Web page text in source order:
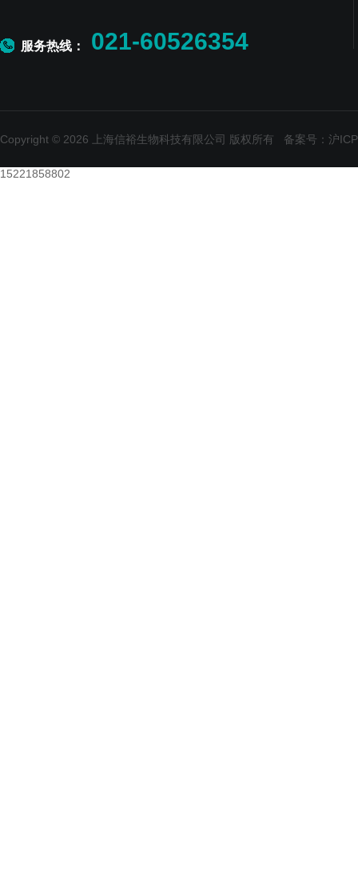
服务热线： 021-60526354
Copyright © 2026 上海信裕生物科技有限公司 版权所有 备案号：沪
15221858802